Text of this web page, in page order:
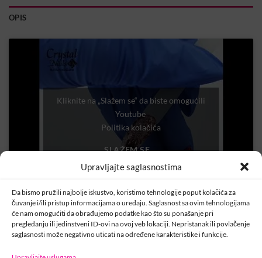
Upravljajte saglasnostima
Da bismo pružili najbolje iskustvo, koristimo tehnologije poput kolačića za
čuvanje i/ili pristup informacijama o uređaju. Saglasnost sa ovim tehnologijama
će nam omogućiti da obrađujemo podatke kao što su ponašanje pri
pregledanju ili jedinstveni ID-ovi na ovoj veb lokaciji. Nepristanak ili povlačenje
saglasnosti može negativno uticati na određene karakteristike i funkcije.
OPIS
Kliknite na „Slažem se“ da biste omogućili
Youtube
Politika kolačića
SLAŽEM SE